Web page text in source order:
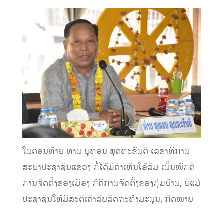
ໃນຕອນທ້າຍ ທ່ານ ພູທອນ ພຸດທະຂັນຕິ ເລຂາທິການ
ສະພາປະຊາຊົນແຂວງ ກໍ່ໄດ້ມີຄໍາເຫັນໂອ້ລົມ ເນັ້ນໜັກຕໍ່
ການຈັດຕັ້ງຂອງເມືອງ ກໍຄືການຈັດຕັ້ງຂອງກຸ່ມບ້ານ, ພໍ່ແມ່
ປະຊາຊົນໃຫ້ມີສະຕິເຄົາລົບລັດຖະທໍາມະນູນ, ກົດໝາຍ